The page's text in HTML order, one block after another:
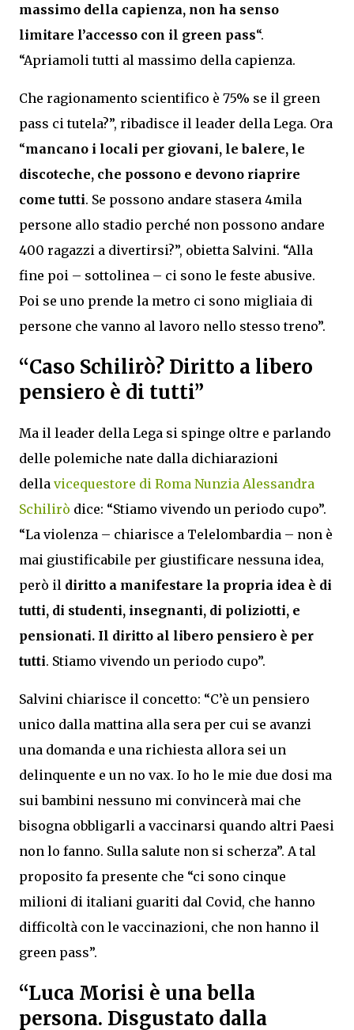
massimo della capienza, non ha senso
limitare l’accesso con il green pass“.
“Apriamoli tutti al massimo della capienza.
Che ragionamento scientifico è 75% se il green
pass ci tutela?”, ribadisce il leader della Lega. Ora
“mancano i locali per giovani, le balere, le
discoteche, che possono e devono riaprire
come tutti. Se possono andare stasera 4mila
persone allo stadio perché non possono andare
400 ragazzi a divertirsi?”, obietta Salvini. “Alla
fine poi – sottolinea – ci sono le feste abusive.
Poi se uno prende la metro ci sono migliaia di
persone che vanno al lavoro nello stesso treno”.
“Caso Schilirò? Diritto a libero
pensiero è di tutti”
Ma il leader della Lega si spinge oltre e parlando
delle polemiche nate dalla dichiarazioni
della vicequestore di Roma Nunzia Alessandra
Schilirò dice: “Stiamo vivendo un periodo cupo”.
“La violenza – chiarisce a Telelombardia – non è
mai giustificabile per giustificare nessuna idea,
però il diritto a manifestare la propria idea è di
tutti, di studenti, insegnanti, di poliziotti, e
pensionati. Il diritto al libero pensiero è per
tutti. Stiamo vivendo un periodo cupo”.
Salvini chiarisce il concetto: “C’è un pensiero
unico dalla mattina alla sera per cui se avanzi
una domanda e una richiesta allora sei un
delinquente e un no vax. Io ho le mie due dosi ma
sui bambini nessuno mi convincerà mai che
bisogna obbligarli a vaccinarsi quando altri Paesi
non lo fanno. Sulla salute non si scherza”. A tal
proposito fa presente che “ci sono cinque
milioni di italiani guariti dal Covid, che hanno
difficoltà con le vaccinazioni, che non hanno il
green pass”.
“Luca Morisi è una bella
persona. Disgustato dalla